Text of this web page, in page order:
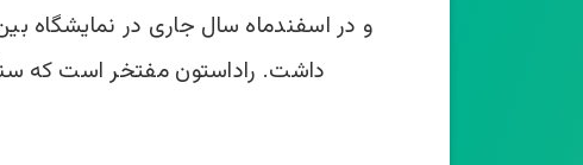
و در اسفندماه سال جاری در
داشت. راداستون مفتخر است که